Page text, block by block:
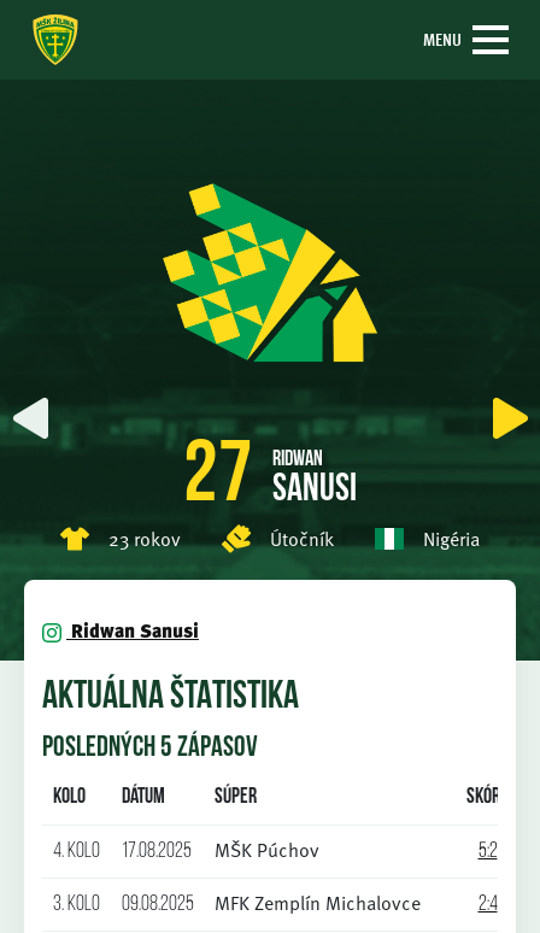
MENU
27 Ridwan
Sanusi
23 rokov Útočník Nigéria
Ridwan Sanusi
AKTUÁLNA ŠTATISTIKA
POSLEDNÝCH 5 ZÁPASOV
Kolo Dátum Súper Skóre
4. kolo 17.08.2025 MŠK Púchov 5:2
3. kolo 09.08.2025 MFK Zemplín Michalovce 2:4